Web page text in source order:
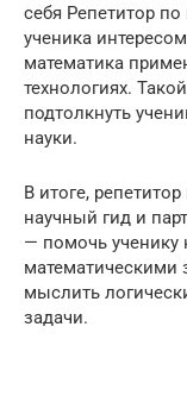
себя Репетитор
ученика
математика
технологиях.
подтолкнуть
науки.
В итоге,
научный гид и
— помочь ученику
математическими
мыслить
задачи.